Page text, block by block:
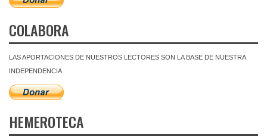
COLABORA
LAS APORTACIONES DE NUESTROS LECTORES SON LA BASE DE NUESTRA
INDEPENDENCIA
HEMEROTECA